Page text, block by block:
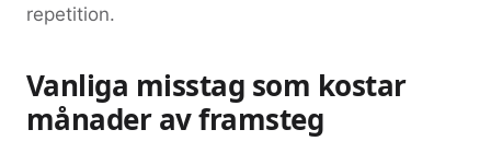
repetition.
Vanliga misstag som kostar
månader av framsteg